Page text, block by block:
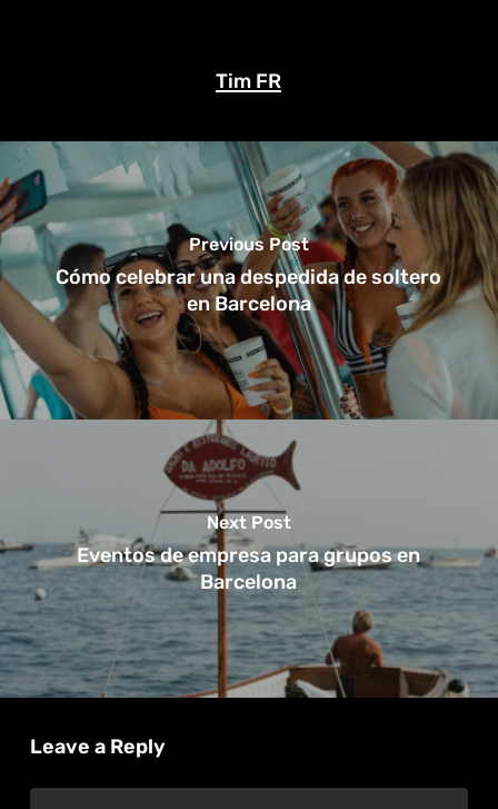
Tim FR
Previous Post
Cómo celebrar una despedida de soltero
en Barcelona
Next Post
Eventos de empresa para grupos en
Barcelona
Leave a Reply